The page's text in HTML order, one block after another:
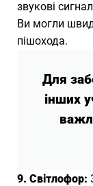
звукові
Ви могли
пішохода.
Для
інших
9. Світлофор: